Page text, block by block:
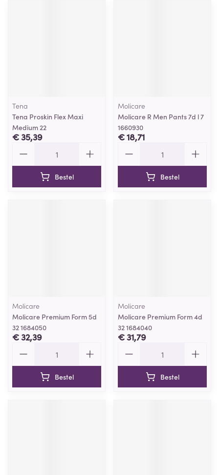
Tena
Tena Proskin Flex Maxi
Medium 22
€ 35,39
Bestel
Molicare
Molicare R Men Pants 7d l 7
1660930
€ 18,71
Bestel
Molicare
Molicare Premium Form 5d
32 1684050
€ 32,39
Bestel
Molicare
Molicare Premium Form 4d
32 1684040
€ 31,79
Bestel